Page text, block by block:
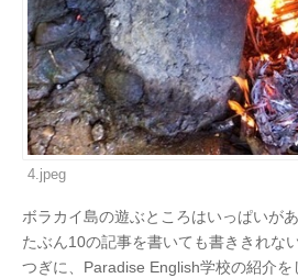
4.jpeg
ボラカイ島の遊ぶところはいっぱいがあ
たぶん10の記事を書いても書ききれない
つぎに、Paradise English学校の紹介を